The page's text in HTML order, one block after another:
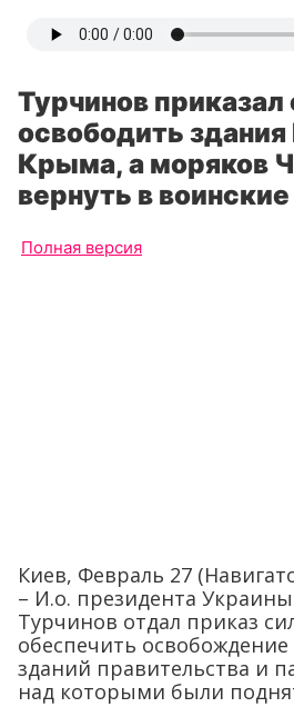
Турчинов
освободить
Крыма, а моряков
вернуть в
Полная версия
Киев, Февраль 27
– И.о. президента
Турчинов отдал приказ
обеспечить
зданий правительства и
над которыми были